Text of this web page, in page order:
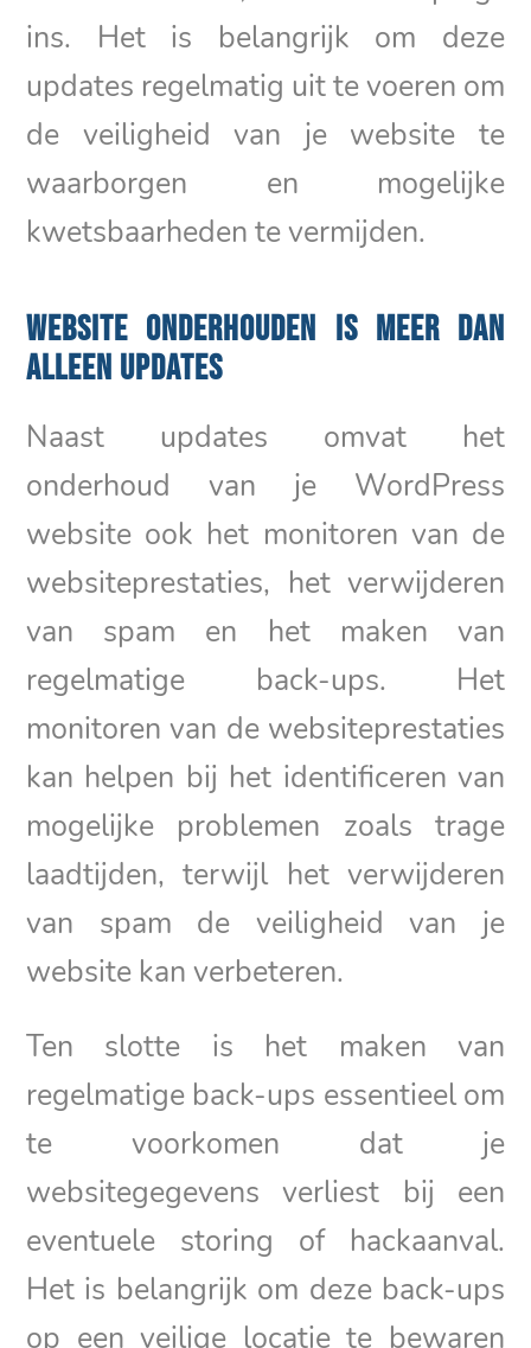
ins. Het is belangrijk om deze
updates regelmatig uit te voeren om
de veiligheid van je website te
waarborgen en mogelijke
kwetsbaarheden te vermijden.
WEBSITE ONDERHOUDEN IS MEER DAN
ALLEEN UPDATES
Naast updates omvat het
onderhoud van je WordPress
website ook het monitoren van de
websiteprestaties, het verwijderen
van spam en het maken van
regelmatige back-ups. Het
monitoren van de websiteprestaties
kan helpen bij het identificeren van
mogelijke problemen zoals trage
laadtijden, terwijl het verwijderen
van spam de veiligheid van je
website kan verbeteren.
Ten slotte is het maken van
regelmatige back-ups essentieel om
te voorkomen dat je
websitegegevens verliest bij een
eventuele storing of hackaanval.
Het is belangrijk om deze back-ups
op een veilige locatie te bewaren